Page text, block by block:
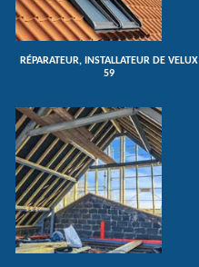
RÉPARATEUR, INSTALLATEUR DE VELUX
59